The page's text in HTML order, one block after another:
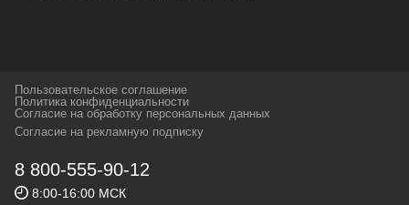
предназначено. Главное при покупке – подобрать
правильный размер изделия. Оно должно плотно
облегать тело, но не стеснять движения.
качественных материалов. Купить термобелье в Перми
вы можете в нашем магазине на 25 Октября д.8 или
и взыскательных путешественников,
спортсменов и отдыхающих.
Геннадьевич
ИНН 590300057023 ОГРН 304590319000121
Пользовательское соглашение
Политика конфиденциальности
Согласие на обработку персональных данных
Согласие на рекламную подписку
8 800-555-90-12
8:00-16:00 МСК